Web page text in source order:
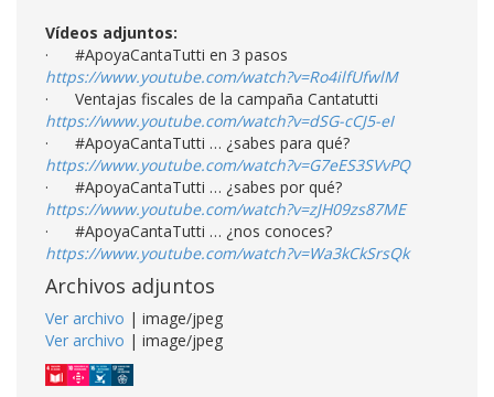
Vídeos adjuntos:
· #ApoyaCantaTutti en 3 pasos
https://www.youtube.com/watch?v=Ro4ilfUfwlM
· Ventajas fiscales de la campaña Cantatutti
https://www.youtube.com/watch?v=dSG-cCJ5-eI
· #ApoyaCantaTutti … ¿sabes para qué?
https://www.youtube.com/watch?v=G7eES3SVvPQ
· #ApoyaCantaTutti … ¿sabes por qué?
https://www.youtube.com/watch?v=zJH09zs87ME
· #ApoyaCantaTutti … ¿nos conoces?
https://www.youtube.com/watch?v=Wa3kCkSrsQk
Archivos adjuntos
Ver archivo | image/jpeg
Ver archivo | image/jpeg